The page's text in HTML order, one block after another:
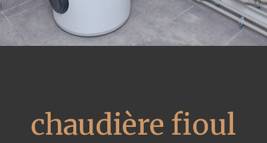
chaudière fioul